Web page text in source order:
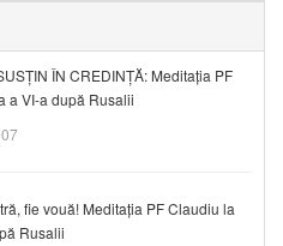
ÎN CREDINȚĂ: Meditația PF
a VI-a după Rusalii
fie vouă! Meditația PF Claudiu la
Rusalii